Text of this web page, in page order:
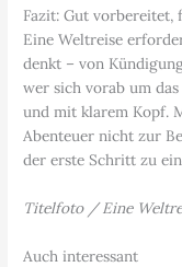
Fazit: Gut vorbereitet,
Eine Weltreise
denkt – von
wer sich vorab um
und mit klarem Kopf.
Abenteuer nicht zur
der erste Schritt zu
Titelfoto / Eine
Auch interessant